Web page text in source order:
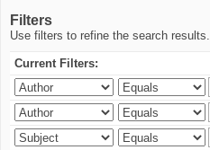
Filters
Use filters to refine the search results.
Current Filters: